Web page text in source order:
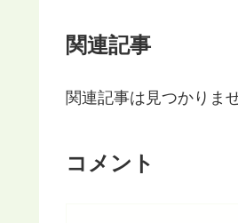
関連記事
関連記事は見つかりま
コメント